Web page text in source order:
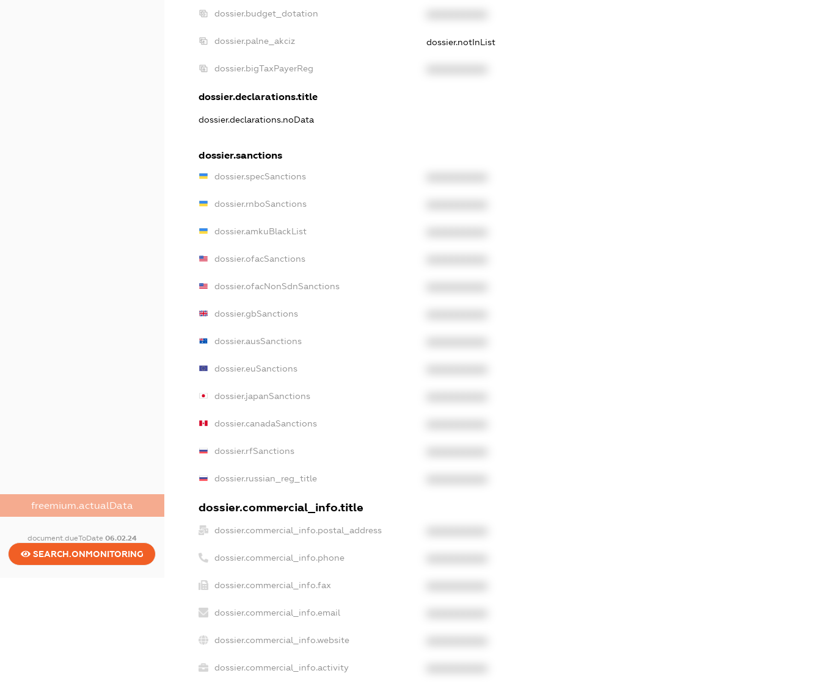
freemium.actualData
document.dueToDate 06.02.24
SEARCH.ONMONITORING
dossier.budget_dotation
dossier.palne_akciz dossier.notInList
dossier.bigTaxPayerReg
dossier.declarations.title
dossier.declarations.noData
dossier.sanctions
dossier.specSanctions
dossier.rnboSanctions
dossier.amkuBlackList
dossier.ofacSanctions
dossier.ofacNonSdnSanctions
dossier.gbSanctions
dossier.ausSanctions
dossier.euSanctions
dossier.japanSanctions
dossier.canadaSanctions
dossier.rfSanctions
dossier.russian_reg_title
dossier.commercial_info.title
dossier.commercial_info.postal_address
dossier.commercial_info.phone
dossier.commercial_info.fax
dossier.commercial_info.email
dossier.commercial_info.website
dossier.commercial_info.activity